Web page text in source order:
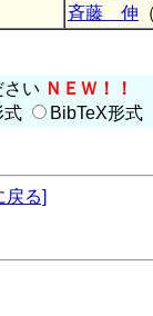
斉藤 伸
さい ＮＥＷ！！
式 BibTeX形式
戻る]